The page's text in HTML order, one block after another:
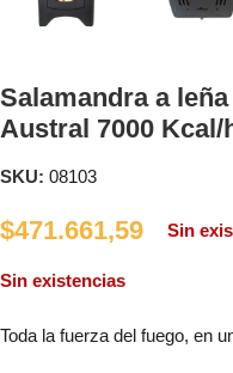
Salamandra a
Austral 7000 Kcal/
SKU: 08103
$471.661,59 Sin
Sin existencias
Toda la fuerza del fuego, en